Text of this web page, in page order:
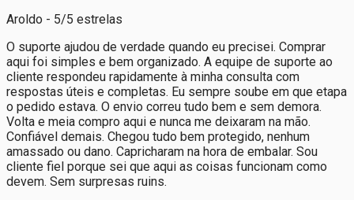
Aroldo - 5/5 estrelas
O suporte ajudou de verdade quando eu precisei. Comprar
aqui foi simples e bem organizado. A equipe de suporte ao
cliente respondeu rapidamente à minha consulta com
respostas úteis e completas. Eu sempre soube em que etapa
o pedido estava. O envio correu tudo bem e sem demora.
Volta e meia compro aqui e nunca me deixaram na mão.
Confiável demais. Chegou tudo bem protegido, nenhum
amassado ou dano. Capricharam na hora de embalar. Sou
cliente fiel porque sei que aqui as coisas funcionam como
devem. Sem surpresas ruins.